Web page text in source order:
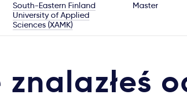
South-Eastern Finland
University of Applied
Sciences (XAMK)
Master
znalazłeś